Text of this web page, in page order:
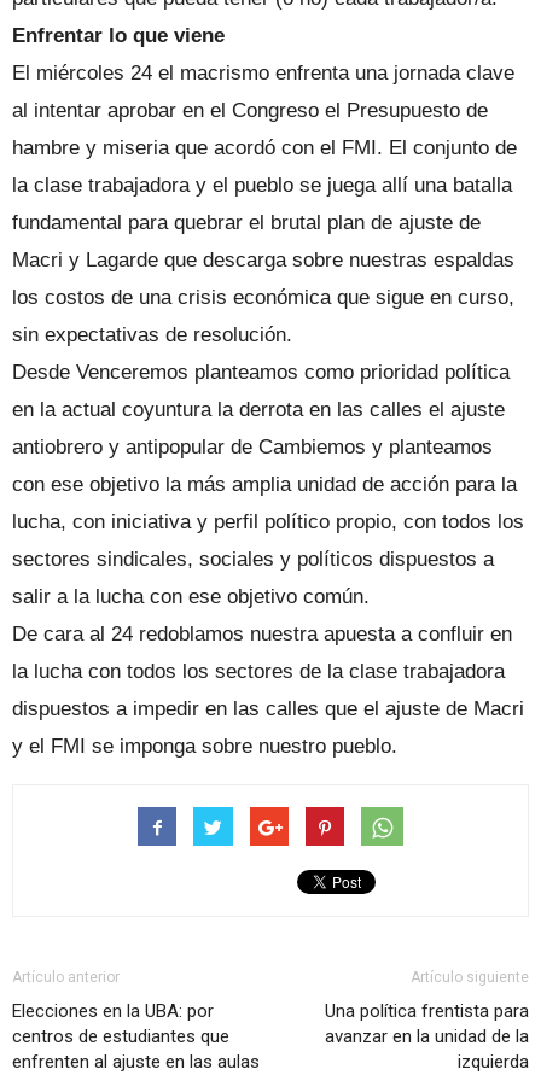
Enfrentar lo que viene
El miércoles 24 el macrismo enfrenta una jornada clave
al intentar aprobar en el Congreso el Presupuesto de
hambre y miseria que acordó con el FMI. El conjunto de
la clase trabajadora y el pueblo se juega allí una batalla
fundamental para quebrar el brutal plan de ajuste de
Macri y Lagarde que descarga sobre nuestras espaldas
los costos de una crisis económica que sigue en curso,
sin expectativas de resolución.
Desde Venceremos planteamos como prioridad política
en la actual coyuntura la derrota en las calles el ajuste
antiobrero y antipopular de Cambiemos y planteamos
con ese objetivo la más amplia unidad de acción para la
lucha, con iniciativa y perfil político propio, con todos los
sectores sindicales, sociales y políticos dispuestos a
salir a la lucha con ese objetivo común.
De cara al 24 redoblamos nuestra apuesta a confluir en
la lucha con todos los sectores de la clase trabajadora
dispuestos a impedir en las calles que el ajuste de Macri
y el FMI se imponga sobre nuestro pueblo.
Artículo anterior
Elecciones en la UBA: por
centros de estudiantes que
enfrenten al ajuste en las aulas
Artículo siguiente
Una política frentista para
avanzar en la unidad de la
izquierda